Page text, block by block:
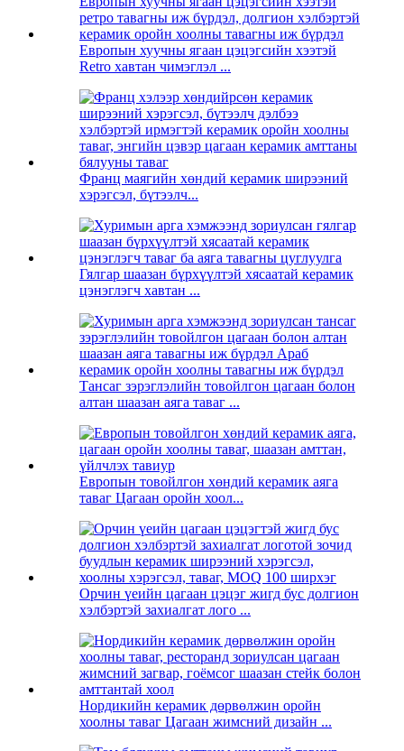
Европын хуучны ягаан цэцэгсийн хээтэй
Retro хавтан чимэглэл ...
Франц маягийн хөндий керамик ширээний
хэрэгсэл, бүтээлч...
Гялгар шаазан бүрхүүлтэй хясаатай керамик
цэнэглэгч хавтан ...
Тансаг зэрэглэлийн товойлгон цагаан болон
алтан шаазан аяга таваг ...
Европын товойлгон хөндий керамик аяга
таваг Цагаан оройн хоол...
Орчин үеийн цагаан цэцэг жигд бус долгион
хэлбэртэй захиалгат лого ...
Нордикийн керамик дөрвөлжин оройн
хоолны таваг Цагаан жимсний дизайн ...